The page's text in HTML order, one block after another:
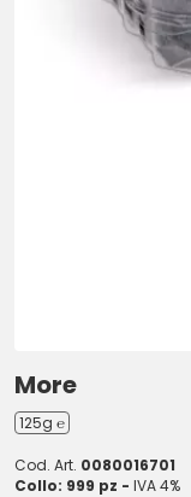
More
125g ℮
Cod. Art. 0080016701
Collo: 999 pz - IVA 4%